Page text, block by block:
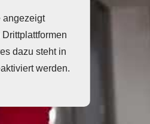
angezeigt
dazu steht in
werden.